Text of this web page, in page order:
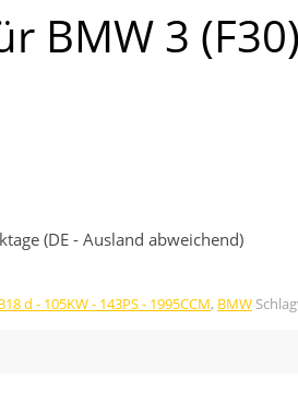
BMW 3
(DE - Ausland abweichend)
d - 105KW - 143PS - 1995CCM, BMW